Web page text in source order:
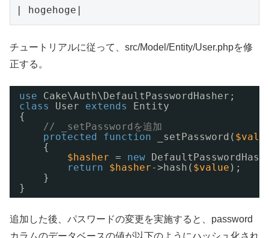
チュートリアルに従って、src/Model/Entity/User.phpを修
正する。
use Cake\Auth\DefaultPasswordHasher;
class
User extends
Entity
{
// _setPasswordを追加
protected
function _setPassword(
{
$hasher = new
return
$hasher->hash( $value );
}
}
追加した後、パスワードの変更を実施すると、password